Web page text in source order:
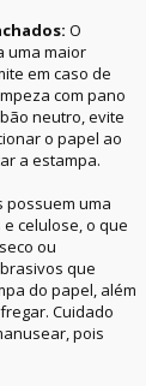
O
uma maior
em caso de
com pano
neutro, evite
o papel ao
a estampa.
possuem uma
celulose, o que
ou
que
do papel, além
Cuidado
pois